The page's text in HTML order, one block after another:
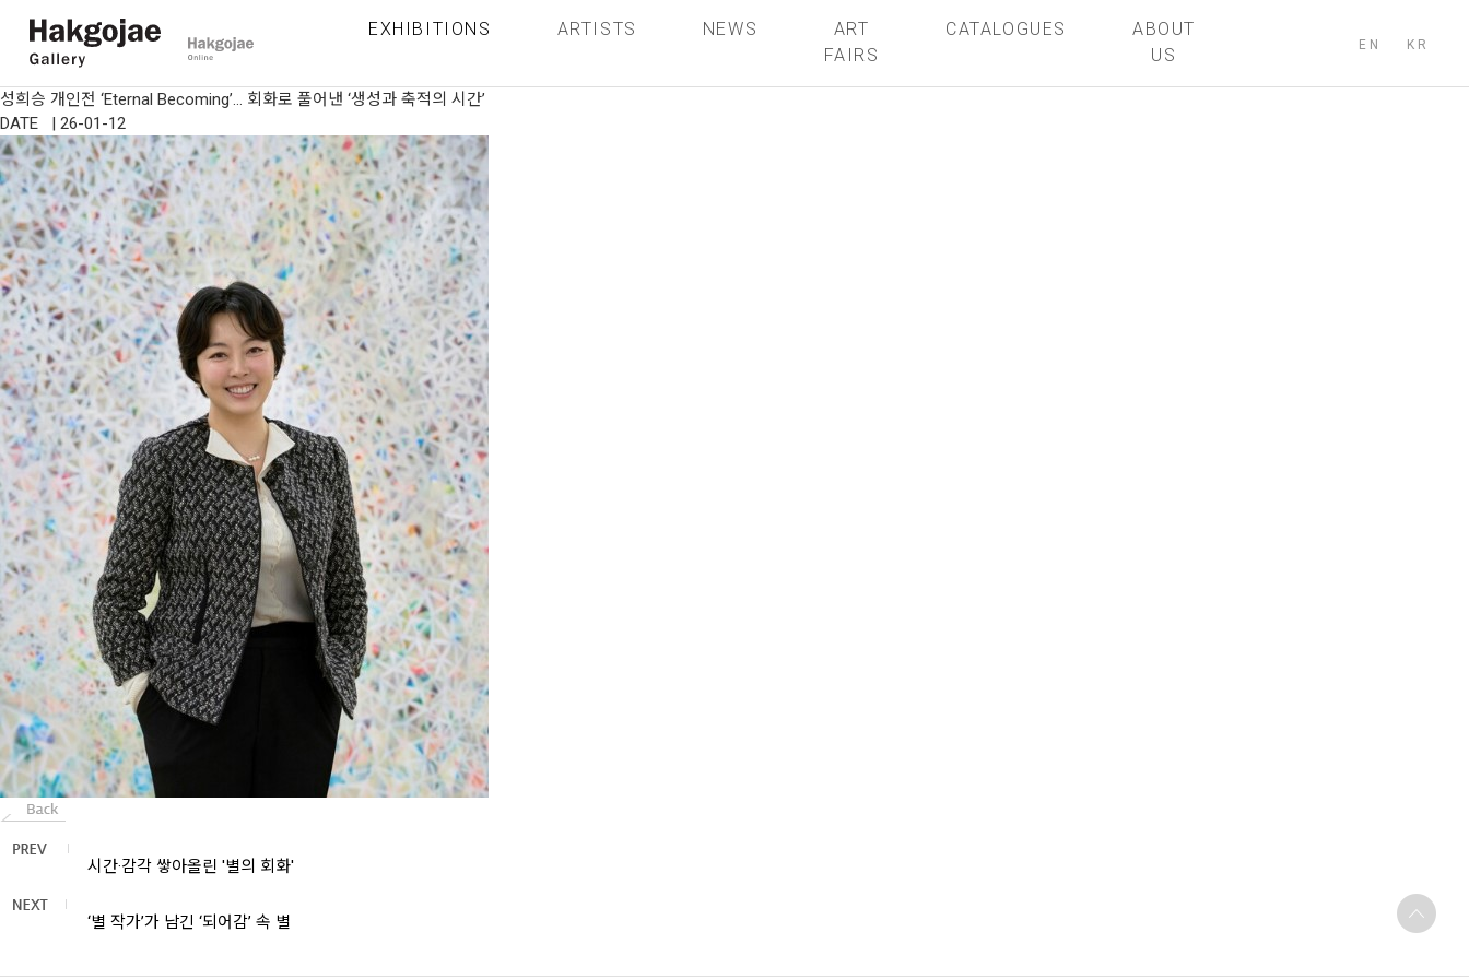
EXHIBITIONS ARTISTS NEWS
ART
FAIRS
CATALOGUES
ABOUT
US
EN KR
성희승 개인전 ‘Eternal Becoming’… 회화로 풀어낸 ‘생성과 축적의 시간’
DATE | 26-01-12
시간·감각 쌓아올린 '별의 회화'
‘별 작가’가 남긴 ‘되어감’ 속 별